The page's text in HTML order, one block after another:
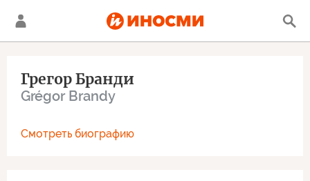
Грегор Бранди
Grégor Brandy
Смотреть биографию